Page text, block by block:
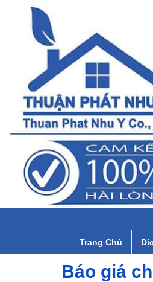
Trang Chủ
Báo giá